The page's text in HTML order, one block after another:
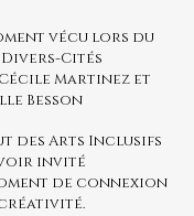
vécu lors du
Cités
Martinez et
Besson
des Arts Inclusifs
invité
de connexion